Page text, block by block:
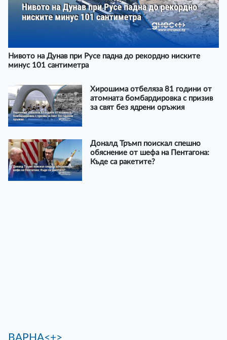
Нивото на Дунав при Русе падна до рекордно ниските
минус 101 сантиметра
Хирошима отбеляза 81 години от
атомната бомбардировка с призив
за свят без ядрени оръжия
Доналд Тръмп поискал спешно
обяснение от шефа на Пентагона:
Къде са ракетите?
ВАРНА<+>